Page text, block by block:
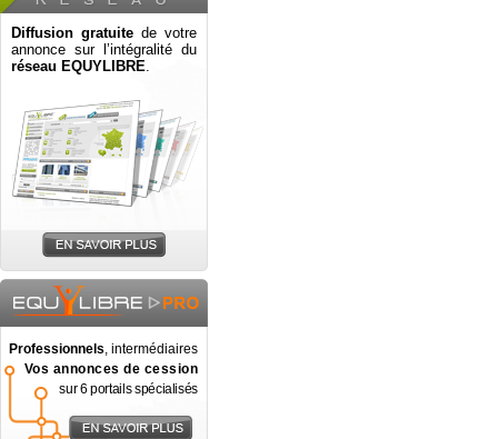
Diffusion gratuite de votre
annonce sur l’intégralité du
réseau EQUYLIBRE.
Professionnels, intermédiaires
Vos annonces de cession
sur 6 portails spécialisés